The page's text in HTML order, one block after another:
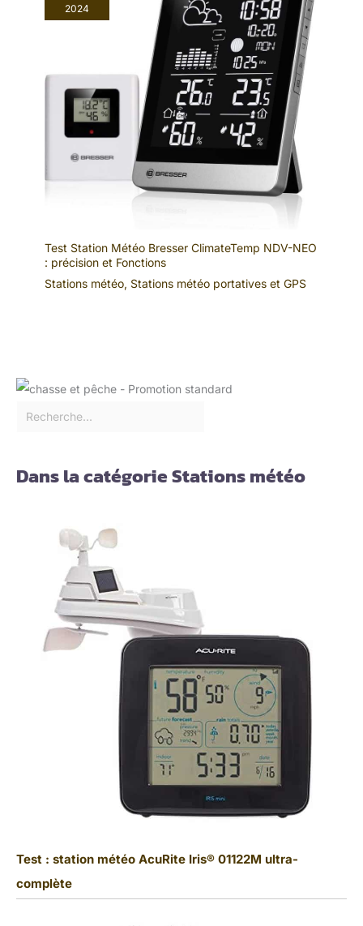
2024
Test Station Météo Bresser ClimateTemp NDV-NEO
: précision et Fonctions
Stations météo, Stations météo portatives et GPS
Dans la catégorie Stations météo
Test : station météo AcuRite Iris® 01122M ultra-
complète